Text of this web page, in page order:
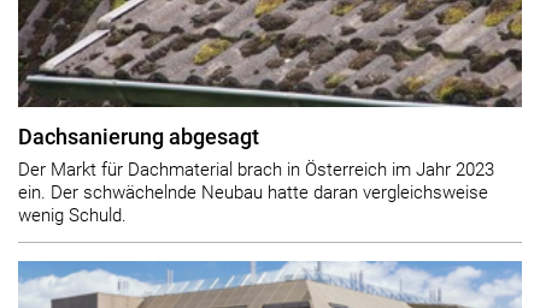
Dachsanierung abgesagt
Der Markt für Dachmaterial brach in Österreich im Jahr 2023
ein. Der schwächelnde Neubau hatte daran vergleichsweise
wenig Schuld.